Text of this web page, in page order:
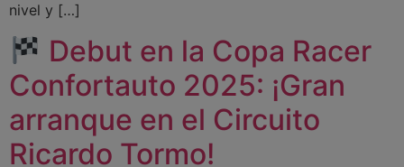
nivel y […]
Debut en la Copa Racer
Confortauto 2025: ¡Gran
arranque en el Circuito
Ricardo Tormo!